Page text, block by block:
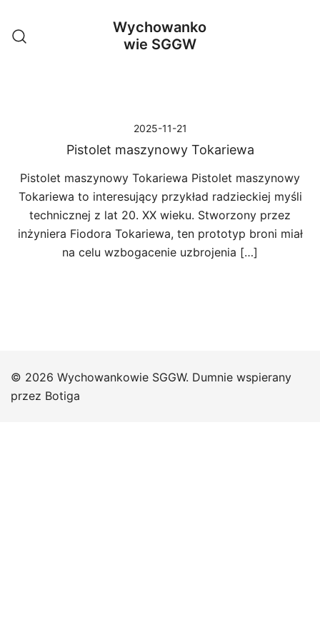
treści
Wychowanko
wie SGGW
2025-11-21
Pistolet maszynowy Tokariewa
Pistolet maszynowy Tokariewa Pistolet maszynowy
Tokariewa to interesujący przykład radzieckiej myśli
technicznej z lat 20. XX wieku. Stworzony przez
inżyniera Fiodora Tokariewa, ten prototyp broni miał
na celu wzbogacenie uzbrojenia […]
© 2026 Wychowankowie SGGW. Dumnie wspierany
przez Botiga